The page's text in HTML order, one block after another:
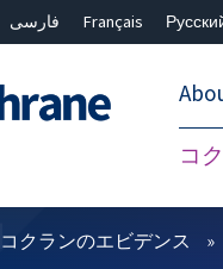
فارسی Français
コ
コクランのエビデンス